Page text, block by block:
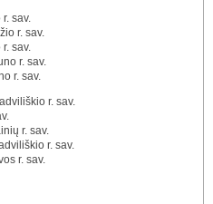
sav.
r. sav.
sav.
r. sav.
r. sav.
r. sav.
r. sav.
r. sav.
r. sav.